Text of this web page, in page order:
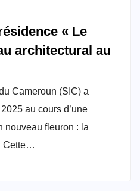
« Le
architectural au
Cameroun (SIC) a
au cours d’une
nouveau fleuron : la
Cette…